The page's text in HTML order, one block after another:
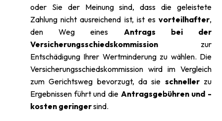
oder Sie der Meinung sind, dass die geleistete
Zahlung nicht ausreichend ist, ist es vorteilhafter,
den Weg eines Antrags bei der
Versicherungsschiedskommission zur
Entschädigung Ihrer Wertminderung zu wählen. Die
Versicherungsschiedskommission wird im Vergleich
zum Gerichtsweg bevorzugt, da sie schnellerzu
Ergebnissen führt und die Antragsgebühren und -
kosten geringersind.